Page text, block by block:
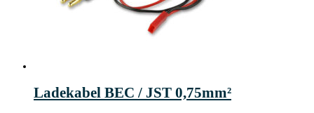
Ladekabel BEC / JST 0,75mm²